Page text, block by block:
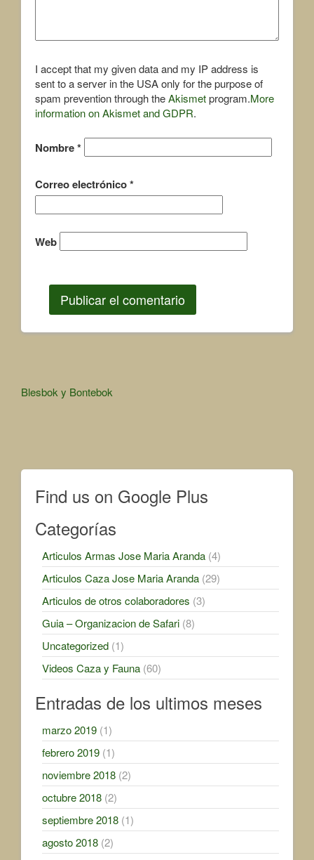
I accept that my given data and my IP address is
sent to a server in the USA only for the purpose of
spam prevention through theAkismetprogram.More
information on Akismet and GDPR.
Nombre*
Correo electrónico*
Web
Other
Blesbok y Bontebok
Find us on Google Plus
Categorías
Articulos Armas Jose Maria Aranda (4)
Articulos Caza Jose Maria Aranda (29)
Articulos de otros colaboradores (3)
Guia – Organizacion de Safari (8)
Uncategorized (1)
Videos Caza y Fauna (60)
Entradas de los ultimos meses
marzo 2019 (1)
febrero 2019 (1)
noviembre 2018 (2)
octubre 2018 (2)
septiembre 2018 (1)
agosto 2018 (2)